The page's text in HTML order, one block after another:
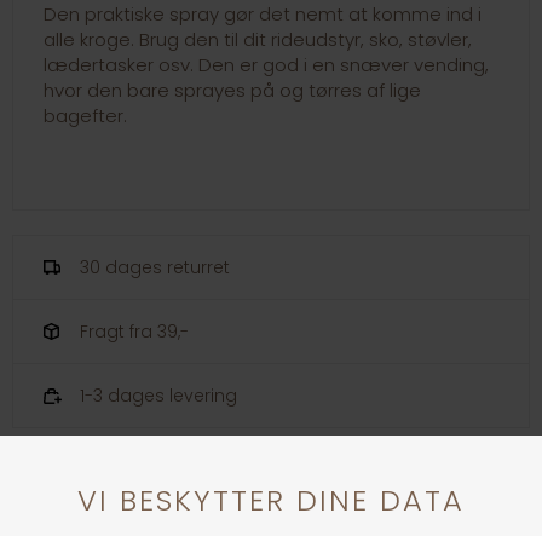
Den praktiske spray gør det nemt at komme ind i
alle kroge. Brug den til dit rideudstyr, sko, støvler,
lædertasker osv. Den er god i en snæver vending,
hvor den bare sprayes på og tørres af lige
bagefter.
30 dages returret
Fragt fra 39,-
1-3 dages levering
Andre købte også